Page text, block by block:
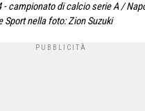
- campionato di calcio serie A /
nella foto: Zion Suzuki